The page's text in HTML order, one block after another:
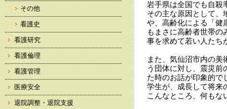
岩手県は全国でも自殺
その主な原因として、
や、高齢化による「健
もまさに高齢者世帯の
事を求めて若い人たち
また、気仙沼市内の
う団体に対し、震災前
た時のお話が印象的で
学生が、成長して将来
こんなところ、何もな
その他
看護史
看護研究
看護倫理
看護管理
医療安全
退院調整・退院支援